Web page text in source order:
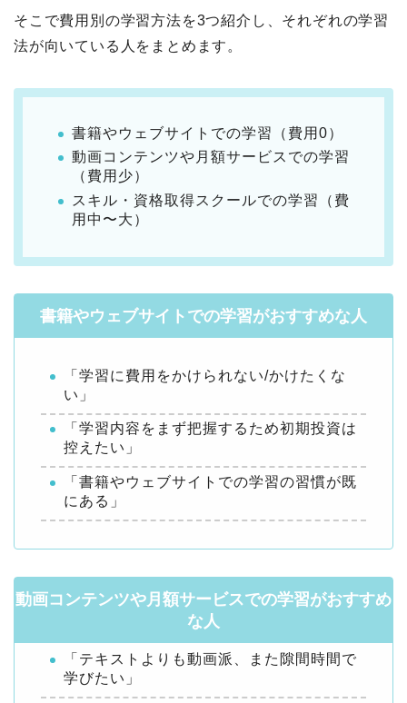
そこで費用別の学習方法を3つ紹介し、それぞれの学習
法が向いている人をまとめます。
書籍やウェブサイトでの学習（費用0）
動画コンテンツや月額サービスでの学習
（費用少）
スキル・資格取得スクールでの学習（費
用中〜大）
書籍やウェブサイトでの学習がおすすめな人
「学習に費用をかけられない/かけたくな
い」
「学習内容をまず把握するため初期投資は
控えたい」
「書籍やウェブサイトでの学習の習慣が既
にある」
動画コンテンツや月額サービスでの学習がおすすめ
な人
「テキストよりも動画派、また隙間時間で
学びたい」